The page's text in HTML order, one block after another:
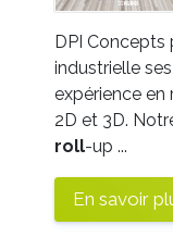
DPI Concepts
industrielle
expérience en
2D et 3D.
roll-up ...
En savoir